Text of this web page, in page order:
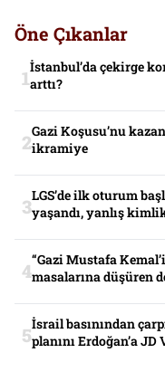
Öne Çıkanlar
İstanbul’da çekirge
arttı?
Gazi Koşusu’nu
ikramiye
LGS’de ilk oturum
yaşandı, yanlış
“Gazi Mustafa
masalarına düşüren
İsrail basınından
planını Erdoğan’a JD